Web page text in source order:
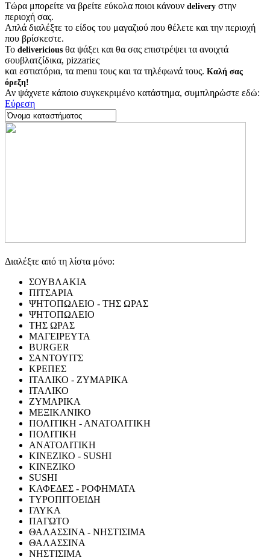
Τώρα μπορείτε να βρείτε εύκολα ποιοι κάνουν delivery στην
περιοχή σας.
Απλά διαλέξτε το είδος του μαγαζιού που θέλετε και την περιοχή
που βρίσκεστε.
Το delivericious θα ψάξει και θα σας επιστρέψει τα ανοιχτά
σουβλατζίδικα, pizzariες
και εστιατόρια, τα menu τους και τα τηλέφωνά τους. Καλή σας
όρεξη!
Αν ψάχνετε κάποιο συγκεκριμένο κατάστημα, συμπληρώστε εδώ:
Εύρεση
Διαλέξτε από τη λίστα μόνο:
ΣΟΥΒΛΑΚΙΑ
ΠΙΤΣΑΡΙΑ
ΨΗΤΟΠΩΛΕΙΟ - ΤΗΣ ΩΡΑΣ
ΨΗΤΟΠΩΛΕΙΟ
ΤΗΣ ΩΡΑΣ
ΜΑΓΕΙΡΕΥΤΑ
BURGER
ΣΑΝΤΟΥΙΤΣ
ΚΡΕΠΕΣ
ΙΤΑΛΙΚΟ - ΖΥΜΑΡΙΚΑ
ΙΤΑΛΙΚΟ
ΖΥΜΑΡΙΚΑ
ΜΕΞΙΚΑΝΙΚΟ
ΠΟΛΙΤΙΚΗ - ΑΝΑΤΟΛΙΤΙΚΗ
ΠΟΛΙΤΙΚΗ
ΑΝΑΤΟΛΙΤΙΚΗ
ΚΙΝΕΖΙΚΟ - SUSHI
ΚΙΝΕΖΙΚΟ
SUSHI
ΚΑΦΕΔΕΣ - ΡΟΦΗΜΑΤΑ
ΤΥΡΟΠΙΤΟΕΙΔΗ
ΓΛΥΚΑ
ΠΑΓΩΤΟ
ΘΑΛΑΣΣΙΝΑ - ΝΗΣΤΙΣΙΜΑ
ΘΑΛΑΣΣΙΝΑ
ΝΗΣΤΙΣΙΜΑ